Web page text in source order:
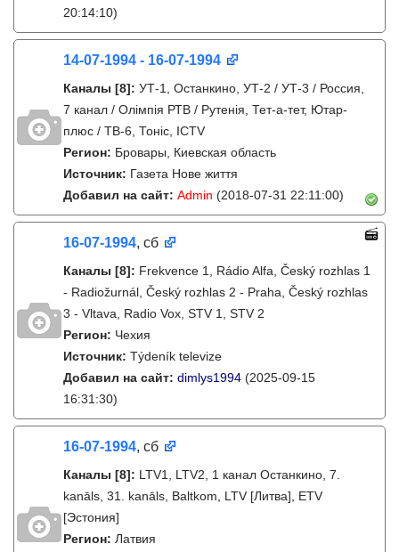
20:14:10)
14-07-1994 - 16-07-1994
Каналы [8]: УТ-1, Останкино, УТ-2 / УТ-3 / Россия,
7 канал / Олімпія РТВ / Рутенія, Тет-а-тет, Ютар-
плюс / ТВ-6, Тонiс, ICTV
Регион: Бровары, Киевская область
Источник: Газета Нове життя
Добавил на сайт: Admin (2018-07-31 22:11:00)
16-07-1994, сб
Каналы [8]: Frekvence 1, Rádio Alfa, Český rozhlas 1
- Radiožurnál, Český rozhlas 2 - Praha, Český rozhlas
3 - Vltava, Radio Vox, STV 1, STV 2
Регион: Чехия
Источник: Týdeník televize
Добавил на сайт: dimlys1994 (2025-09-15
16:31:30)
16-07-1994, сб
Каналы [8]: LTV1, LTV2, 1 канал Останкино, 7.
kanāls, 31. kanāls, Baltkom, LTV [Литва], ETV
[Эстония]
Регион: Латвия